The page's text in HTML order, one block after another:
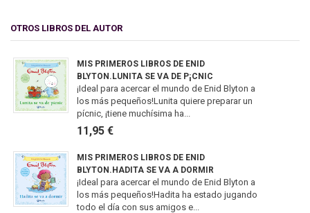
OTROS LIBROS DEL AUTOR
MIS PRIMEROS LIBROS DE ENID
BLYTON.LUNITA SE VA DE P¡CNIC
¡Ideal para acercar el mundo de Enid Blyton a
los más pequeños!Lunita quiere preparar un
pícnic, ¡tiene muchísima ha...
11,95 €
MIS PRIMEROS LIBROS DE ENID
BLYTON.HADITA SE VA A DORMIR
¡Ideal para acercar el mundo de Enid Blyton a
los más pequeños!Hadita ha estado jugando
todo el día con sus amigos e...